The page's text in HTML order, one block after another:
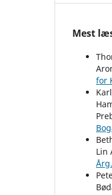
Mest
for
Lin